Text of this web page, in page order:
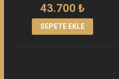
43.700 ₺
SEPETE EKLE